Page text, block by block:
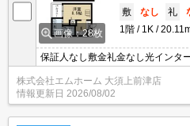
画像：28枚
敷
なし 礼
1階
1K
保証人なし敷金礼金なし光インタ
意できます
株式会社エムホーム 大須上前津店
情報更新日 2026/08/02